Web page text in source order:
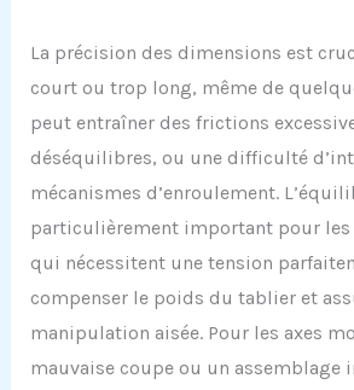
La précision des dimensions est
court ou trop long, même de
peut entraîner des frictions
déséquilibres, ou une difficulté
mécanismes d’enroulement.
particulièrement important pour les
qui nécessitent une tension
compenser le poids du tablier et
manipulation aisée. Pour les axes
mauvaise coupe ou un assemblage